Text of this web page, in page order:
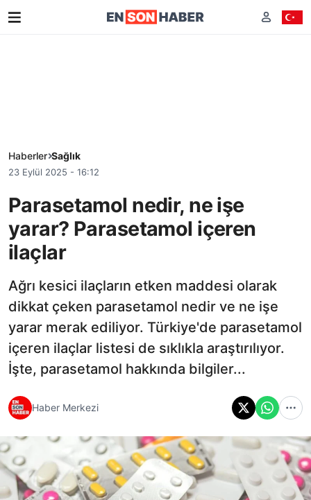
Haberler Sağlık
23 Eylül 2025 - 16:12
Parasetamol nedir, ne işe
yarar? Parasetamol içeren
ilaçlar
Ağrı kesici ilaçların etken maddesi olarak
dikkat çeken parasetamol nedir ve ne işe
yarar merak ediliyor. Türkiye'de parasetamol
içeren ilaçlar listesi de sıklıkla araştırılıyor.
İşte, parasetamol hakkında bilgiler...
Haber Merkezi